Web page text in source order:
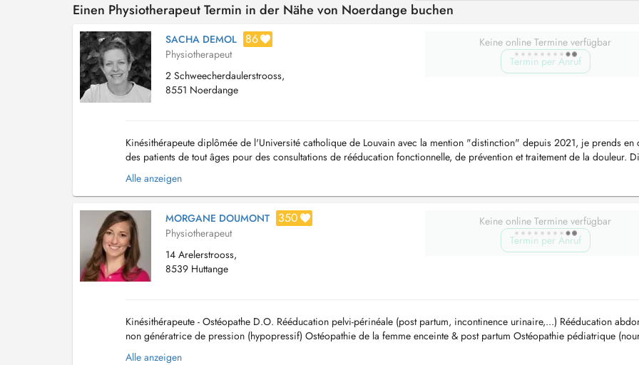
Einen Physiotherapeut Termin in der Nähe von Noerdange buchen
SACHA DEMOL 86
Physiotherapeut
2 Schweecherdaulerstrooss,
8551 Noerdange
Keine online Termine verfügbar
Termin per Anruf
Kinésithérapeute diplômée de l'Université catholique de Louvain avec la mention "distinction" depuis 2021, je prends en
des patients de tout âges pour des consultations de rééducation fonctionnelle, de prévention et traitement de la douleur.
spécialisations: - Orthopédie générale...
Alle anzeigen
MORGANE DOUMONT 350
Physiotherapeut
14 Arelerstrooss,
8539 Huttange
Keine online Termine verfügbar
Termin per Anruf
Kinésithérapeute - Ostéopathe D.O. Rééducation pelvi-périnéale (post partum, incontinence urinaire,...) Rééducation
non génératrice de pression (hypopressif) Ostéopathie de la femme enceinte & post partum Ostéopathie pédiatrique
Rééducation orthopédique et traumatologiqu...
Alle anzeigen